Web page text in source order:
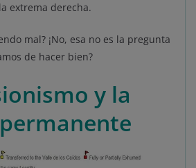
extrema derecha.
mal? ¡No, esa no es la pregunta
de hacer bien?
y la